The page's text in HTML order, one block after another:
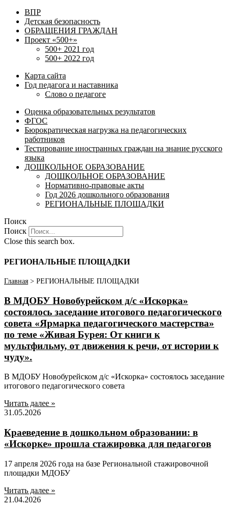
ВПР
Детская безопасность
ОБРАЩЕНИЯ ГРАЖДАН
Проект «500+»
500+ 2021 год
500+ 2022 год
Карта сайта
Год педагога и наставника
Слово о педагоге
Оценка образовательных результатов
ФГОС
Бюрократическая нагрузка на педагогических
работников
Тестирование иностранных граждан на знание русского
языка
ДОШКОЛЬНОЕ ОБРАЗОВАНИЕ
ДОШКОЛЬНОЕ ОБРАЗОВАНИЕ
Нормативно-правовые акты
Год 2026 дошкольного образования
РЕГИОНАЛЬНЫЕ ПЛОЩАДКИ
Поиск
Поиск
Close this search box.
РЕГИОНАЛЬНЫЕ ПЛОЩАДКИ
Главная > РЕГИОНАЛЬНЫЕ ПЛОЩАДКИ
В МДОБУ Новобурейском д/с «Искорка»
состоялось заседание итогового педагогического
совета «Ярмарка педагогического мастерства»
по теме «Живая Бурея: От книги к
мультфильму, от движения к речи, от истории к
чуду».
В МДОБУ Новобурейском д/с «Искорка» состоялось заседание
итогового педагогического совета
Читать далее »
31.05.2026
Краеведение в дошкольном образовании: в
«Искорке» прошла стажировка для педагогов
17 апреля 2026 года на базе Региональной стажировочной
площадки МДОБУ
Читать далее »
21.04.2026